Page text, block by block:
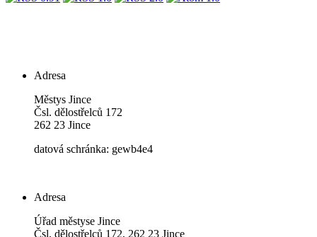
Adresa
Městys Jince
Čsl. dělostřelců 172
262 23 Jince
datová schránka: gewb4e4
Adresa
Úřad městyse Jince
Čsl. dělostřelců 172, 262 23 Jince